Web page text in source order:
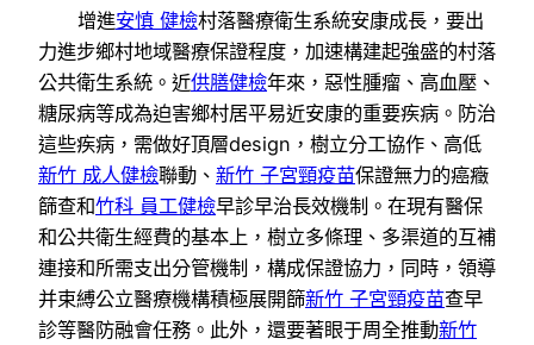
增進安慎 健檢村落醫療衛生系統安康成長，要出
力進步鄉村地域醫療保證程度，加速構建起強盛的村落
公共衛生系統。近供膳健檢年來，惡性腫瘤、高血壓、
糖尿病等成為迫害鄉村居平易近安康的重要疾病。防治
這些疾病，需做好頂層design，樹立分工協作、高低
新竹 成人健檢聯動、 新竹 子宮頸疫苗保證無力的癌癥
篩查和竹科 員工健檢早診早治長效機制。在現有醫保
和公共衛生經費的基本上，樹立多條理、多渠道的互補
連接和所需支出分管機制，構成保證協力，同時，領導
并束縛公立醫療機構積極展開篩新竹 子宮頸疫苗查早
診等醫防融會任務。此外，還要著眼于周全推動新竹